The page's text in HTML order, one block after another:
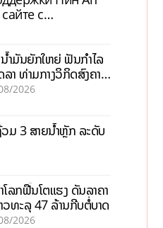
с
ຳມັນຍັກໃຫຍ່ ຟັນກຳໄລ
ລາ ທ່າມກາງວິກິດສົງຄາມ
ມັນແພງ
2026
ມ 3 ສາຍນໍ້າຫຼັກ ລະດັບ
ໂລກຟື້ນໂຕແຮງ ດັນລາຄາ
ວທະລຸ 47 ລ້ານກີບຕໍ່ບາດ
2026